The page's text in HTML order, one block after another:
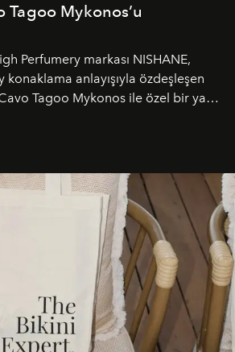
Tagoo Mykonos’u
Perfumery markası NISHANE,
konaklama anlayışıyla özdeşleşen
Tagoo Mykonos ile özel bir yaz
Cavo Tagoo’daki varlığını
özel bir deneyime dönüştürüyor.